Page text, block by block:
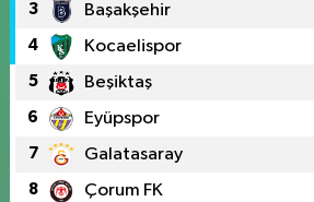
3 Başakşehir
4 Kocaelispor
5 Beşiktaş
6 Eyüpspor
7 Galatasaray
8 Çorum FK